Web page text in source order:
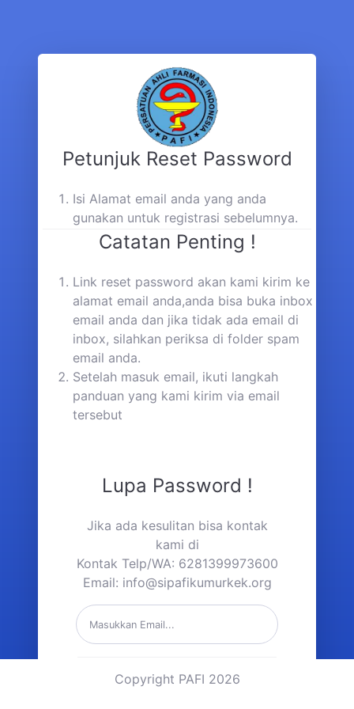
Petunjuk Reset Password
Isi Alamat email anda yang anda
gunakan untuk registrasi sebelumnya.
Catatan Penting !
Link reset password akan kami kirim ke
alamat email anda,anda bisa buka inbox
email anda dan jika tidak ada email di
inbox, silahkan periksa di folder spam
email anda.
Setelah masuk email, ikuti langkah
panduan yang kami kirim via email
tersebut
Lupa Password !
Jika ada kesulitan bisa kontak
kami di
Kontak Telp/WA: 6281399973600
Email: info@sipafikumurkek.org
Kirim Link Reset Password
Copyright PAFI 2026